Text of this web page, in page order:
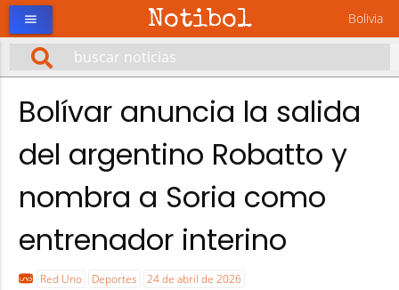
Notibol Bolivia
menu
Bolívar anuncia la salida
del argentino Robatto y
nombra a Soria como
entrenador interino
Red Uno Deportes 24 de abril de 2026